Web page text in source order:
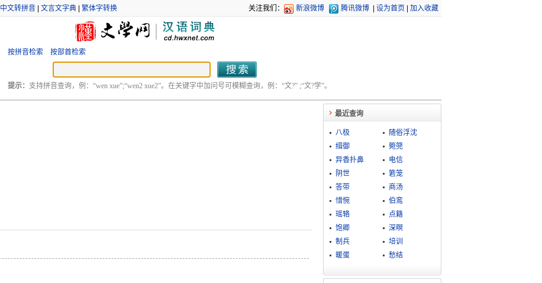
中文转拼音| 文言文字典| 繁体字转换 关注我们： 新浪微博 腾讯微博 设为首页 加入收藏
按拼音检索 按部首检索
提示： 支持拼音查询，例：“wen xue”;“wen2 xue2”。在关键字中加问号可模糊查询，例：“文?” ;“文?学”。
最近查询
八极
随俗浮沈
缉御
箢篼
异香扑鼻
电信
阴世
箬笼
答带
商汤
惜惋
伯鸾
瑶辂
点籍
饱卿
深暝
制兵
培训
暖蛋
愁结